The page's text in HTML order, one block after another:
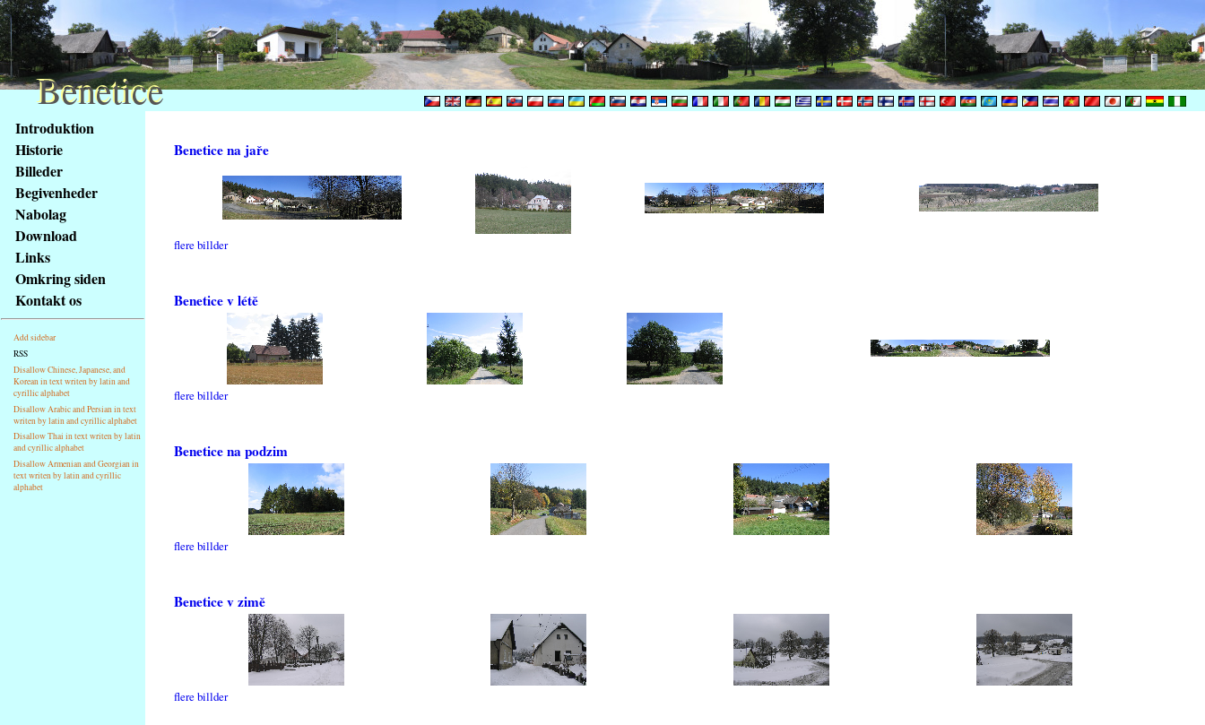
obsah
stránky
Klávesové
zkratky
tomto
webu
základní
Hlavní
strana
Introduktion
Historie
Billeder
Begivenheder
Nabolag
Download
Links
Omkring siden
Kontakt os
Add sidebar
RSS
Disallow Chinese, Japanese, and
Korean in text writen by latin and
cyrillic alphabet
Disallow Arabic and Persian in text
writen by latin and cyrillic alphabet
Disallow Thai in text writen by latin
and cyrillic alphabet
Disallow Armenian and Georgian in
text writen by latin and cyrillic
alphabet
Benetice na jaře
flere billder
Benetice v létě
flere billder
Benetice na podzim
flere billder
Benetice v zimě
flere billder
Benetice
Benetice